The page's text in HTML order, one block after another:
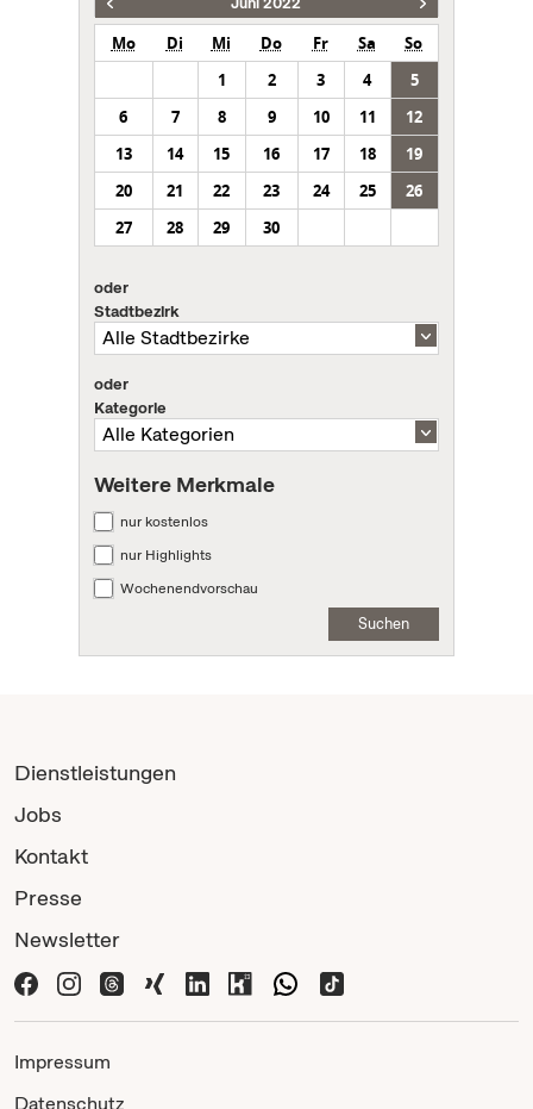
Mo Di Mi Do Fr Sa
So
1
2 3 4
5
6
7 8 9 10 11
12
13
14 15 16 17 18
19
20
21 22 23 24 25
26
27
28 29 30
oder
Stadtbezirk
oder
Kategorie
Weitere Merkmale
nur kostenlos
nur Highlights
Wochenendvorschau
Suchen
Dienstleistungen
Jobs
Kontakt
Presse
Newsletter
Impressum